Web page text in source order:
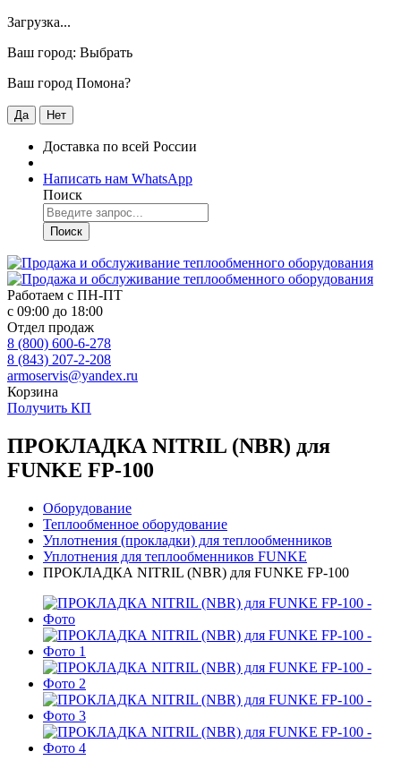
Загрузка...
Ваш город: Выбрать
Ваш город Помона?
Да Нет
Доставка по всей России
Написать нам WhatsApp
Поиск
Поиск
Работаем с ПН-ПТ
с 09:00 до 18:00
Отдел продаж
8 (800) 600-6-278
8 (843) 207-2-208
armoservis@yandex.ru
Корзина
Получить КП
ПРОКЛАДКА NITRIL (NBR) для
FUNKE FP-100
Оборудование
Теплообменное оборудование
Уплотнения (прокладки) для теплообменников
Уплотнения для теплообменников FUNKE
ПРОКЛАДКА NITRIL (NBR) для FUNKE FP-100